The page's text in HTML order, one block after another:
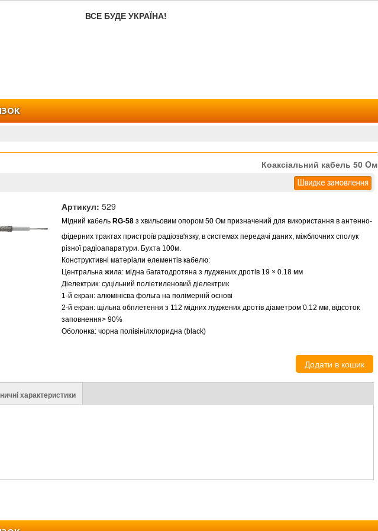
ВСЕ БУДЕ УКРАЇНА!
Коаксіальний кабель 50 Oм
Артикул:529
Мідний кабель RG-58 з хвильовим опором 50 Ом призначений для використання в антенно-
фідерних трактах пристроїв радіозв'язку, в системах передачі даних, міжблочних сполук
різної радіоапаратури. Бухта 100м.
Конструктивні матеріали елементів кабелю:
Центральна жила: мідна багатодротяна з луджених дротів 19 × 0.18 мм
Діелектрик: суцільний поліетиленовий діелектрик
1-й екран: алюмінієва фольга на полімерній основі
2-й екран: щільна обплетення з 112 мідних луджених дротів діаметром 0.12 мм, відсоток
заповнення> 90%
Оболонка: чорна полівінілхлоридна (black)
характеристики